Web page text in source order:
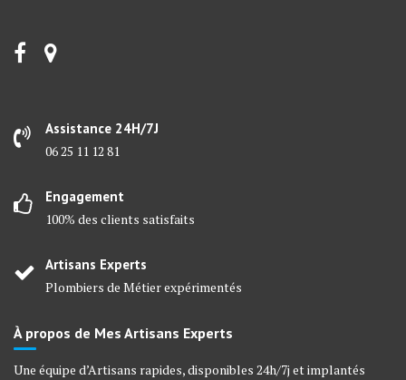
Assistance 24H/7J
06 25 11 12 81
Engagement
100% des clients satisfaits
Artisans Experts
Plombiers de Métier expérimentés
À propos de Mes Artisans Experts
Une équipe d’Artisans rapides, disponibles 24h/7j et implantés